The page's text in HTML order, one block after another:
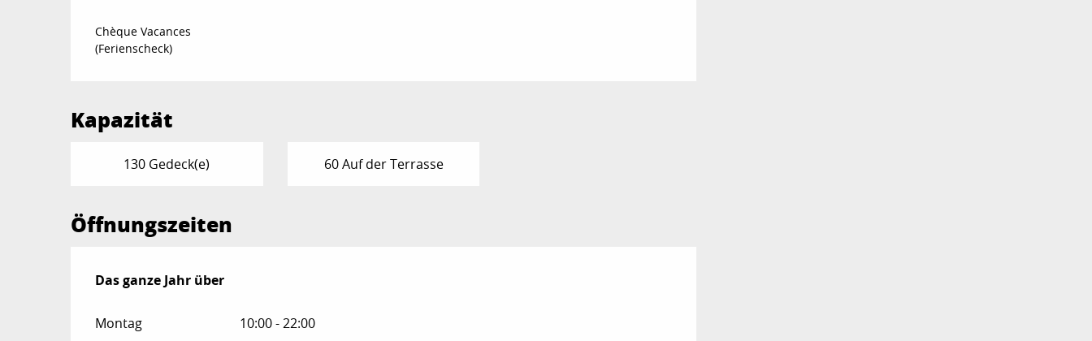
Chèque Vacances
(Ferienscheck)
Kapazität
130 Gedeck(e) 60 Auf der Terrasse
Öffnungszeiten
Das ganze Jahr über
Das ganze Jahr über
Montag 10:00 - 22:00